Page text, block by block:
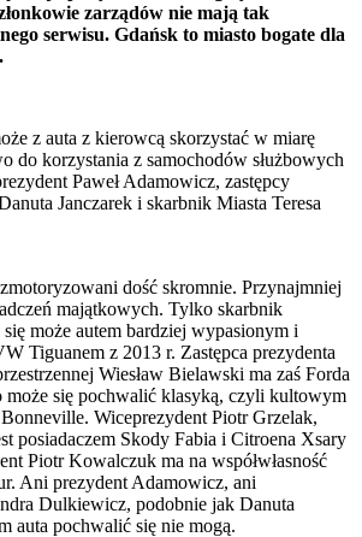
zarządów nie mają tak
serwisu. Gdańsk to miasto bogate dla
z auta z kierowcą skorzystać w miarę
do korzystania z samochodów służbowych
Paweł Adamowicz, zastępcy
Janczarek i skarbnik Miasta Teresa
dość skromnie. Przynajmniej
majątkowych. Tylko skarbnik
może autem bardziej wypasionym i
Tiguanem z 2013 r. Zastępca prezydenta
Wiesław Bielawski ma zaś Forda
może się pochwalić klasyką, czyli kultowym
Wiceprezydent Piotr Grzelak,
posiadaczem Skody Fabia i Citroena Xsary
Piotr Kowalczuk ma na współwłasność
Ani prezydent Adamowicz, ani
Dulkiewicz, podobnie jak Danuta
auta pochwalić się nie mogą.